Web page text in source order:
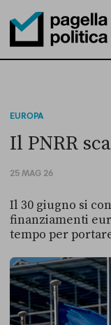
Pagella Politica Logo
EUROPA
Il PNRR
25 MAG 26
Il 30 giugno si
finanziamenti
tempo per